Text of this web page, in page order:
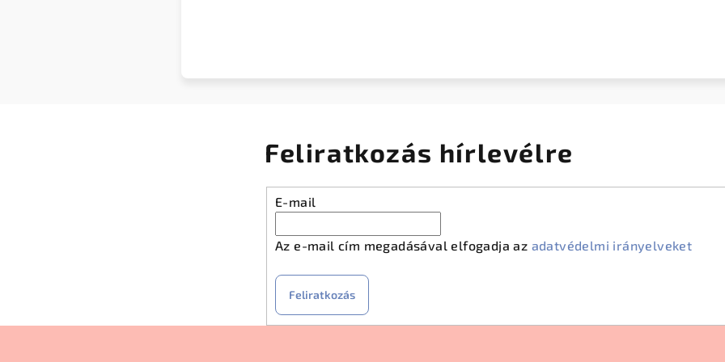
Feliratkozás hírlevélre
E-mail
Az e-mail cím megadásával elfogadja az adatvédelmi irányelveket
Feliratkozás